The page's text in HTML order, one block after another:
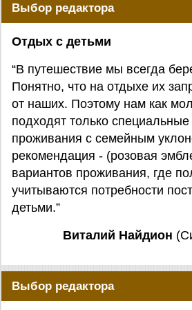
Выбор редактора
Отдых с детьми
“В путешествие мы всегда
Понятно, что на отдыхе их
от наших. Поэтому нам как
подходят только
проживания с семейным
рекомендация - (розовая
вариантов проживания, где
учитываются потребности
детьми.”
Виталий Найдион
Выбор редактора